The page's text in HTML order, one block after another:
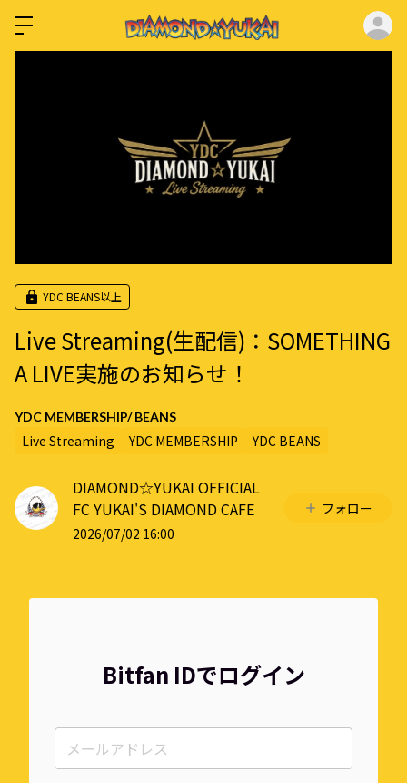
YDC BEANS以上
Live Streaming(生配信)：SOMETHING
A LIVE実施のお知らせ！
YDC MEMBERSHIP/ BEANS
Live Streaming YDC MEMBERSHIP YDC BEANS
DIAMOND☆YUKAI OFFICIAL
FC YUKAI'S DIAMOND CAFE
2026/07/02 16:00
フォロー
Bitfan IDでログイン